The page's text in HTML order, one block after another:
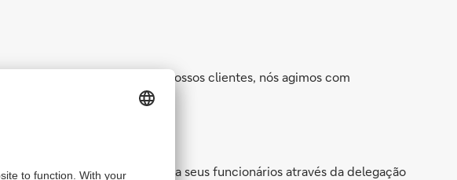
as necessidades de nossos clientes, nós agimos com
equipe de líderes motiva seus funcionários através da delegação